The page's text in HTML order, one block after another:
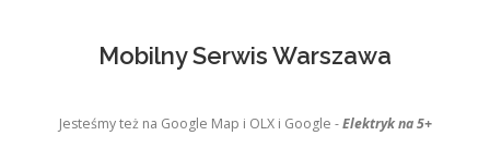
Mobilny Serwis Warszawa
Jesteśmy też na Google Map i OLX i Google -Elektryk na 5+